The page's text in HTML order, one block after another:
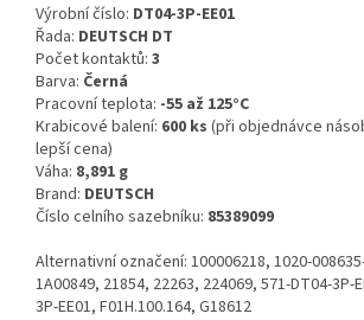
Výrobní číslo: DT04-3P-EE01
Řada: DEUTSCH DT
Počet kontaktů: 3
Barva: Černá
Pracovní teplota: -55 až 125°C
Krabicové balení: 600 ks (při objednávce
lepší cena)
Váha: 8,891 g
Brand: DEUTSCH
Číslo celního sazebníku: 85389099
Alternativní označení: 100006218, 1020-
1A00849, 21854, 22263, 224069, 571-DT04-3P-
3P-EE01, F01H.100.164, G18612